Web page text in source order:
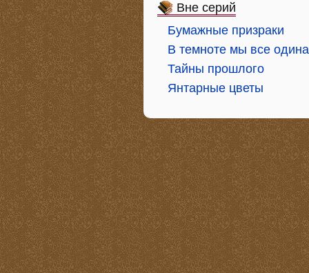
Вне серий
Бумажные призраки
В темноте мы все
Тайны прошлого
Янтарные цветы